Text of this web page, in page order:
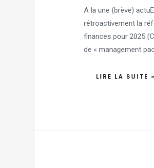
A la une (brève)
rétroactivement la
finances pour 2025
de « management
LIRE LA SUITE »